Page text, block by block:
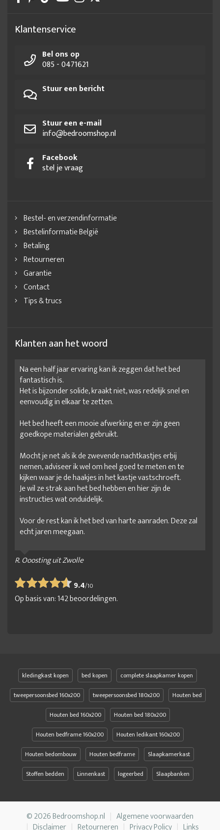
Klantenservice
Bel ons op
085 - 0471621
Stuur een bericht
Stuur een e-mail
info@bedroomshop.nl
Facebook
stel je vraag
Bestel- en verzendinformatie
Bestelinformatie België
Betaling
Retourneren
Garantie
Contact
Tips & trucs
Klanten aan het woord
Na een half jaar ervaring kan ik zeggen dat het bed
fantastisch is.
Het is bijzonder solide, kraakt niet, was redelijk snel en
eenvoudig in elkaar te zetten.
Het bed heeft een mooie afwerking en er zijn geen
goedkope materialen gebruikt.
Mocht je net als ik de zwevende nachtkastjes erbij
nemen, adviseer ik wel om heel goed te meten en te
kijken waar je de haakjes in het kastje vastschroeft.
Je wil ze strak aan het bed hebben en hier zijn de
instructies wat onduidelijk.
Voor de rest kan ik het bed van harte aanraden. Deze zal
echt jaren meegaan.
R. Ooosting uit Zwolle
9.4/10
Op basis van:142beoordelingen.
kledingkast kopen bed kopen
complete slaapkamer kopen
tweepersoonsbed 160x200
tweepersoonsbed 180x200
Houten bed
Houten bed 160x200
Houten bed 180x200
Houten bedframe 160x200
Houten ledikant 160x200
Houten bedombouw
Houten bedframe
Slaapkamerkast
Stoffen bedden
Linnenkast logeerbed Slaapbanken
© 2026 Bedroomshop.nl
Algemene voorwaarden
Disclaimer
Retourneren Privacy Policy Links